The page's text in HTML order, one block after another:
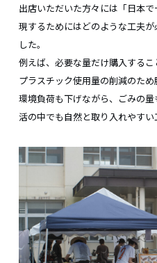
出店いただいた方々には「日本
現するためにはどのような工夫
した。
例えば、必要な量だけ購入する
プラスチック使用量の削減のため
環境負荷も下げながら、ごみの
活の中でも自然と取り入れやすい